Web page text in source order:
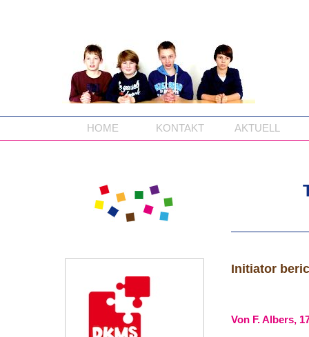
HOME KONTAKT AKTUELL
Initiator
Von F. Albers,